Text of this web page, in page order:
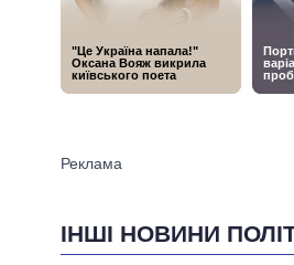
ІНШІ НОВИНИ